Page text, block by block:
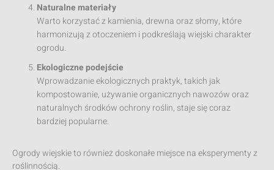
Naturalne materiały
Warto korzystać z kamienia, drewna oraz słomy, które
harmonizują z otoczeniem i podkreślają wiejski charakter
ogrodu.
Ekologiczne podejście
Wprowadzanie ekologicznych praktyk, takich jak
kompostowanie, używanie organicznych nawozów oraz
naturalnych środków ochrony roślin, staje się coraz
bardziej popularne.
Ogrody wiejskie to również doskonałe miejsce na eksperymenty z
roślinnością.